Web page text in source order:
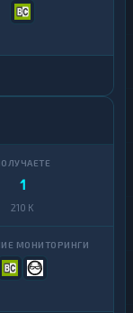
1
210 K